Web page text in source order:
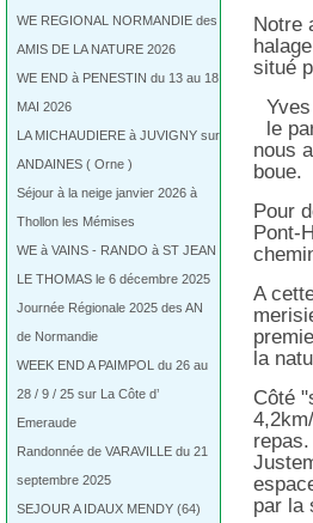
WE REGIONAL NORMANDIE des
AMIS DE LA NATURE 2026
WE END à PENESTIN du 13 au 18
MAI 2026
LA MICHAUDIERE à JUVIGNY sur
ANDAINES ( Orne )
Séjour à la neige janvier 2026 à
Thollon les Mémises
WE à VAINS - RANDO à ST JEAN
LE THOMAS le 6 décembre 2025
Journée Régionale 2025 des AN
de Normandie
WEEK END A PAIMPOL du 26 au
28 / 9 / 25 sur La Côte d’
Emeraude
Randonnée de VARAVILLE du 21
septembre 2025
SEJOUR A IDAUX MENDY (64)
Notre
situé
le
nous
boue.
Pour
Pont-
A
la
Côté
repas.
par la